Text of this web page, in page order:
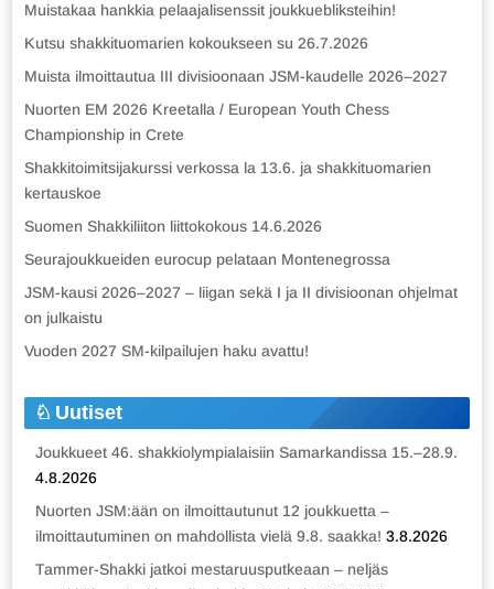
Muistakaa hankkia pelaajalisenssit joukkuebliksteihin!
Kutsu shakkituomarien kokoukseen su 26.7.2026
Muista ilmoittautua III divisioonaan JSM-kaudelle 2026–2027
Nuorten EM 2026 Kreetalla / European Youth Chess
Championship in Crete
Shakkitoimitsijakurssi verkossa la 13.6. ja shakkituomarien
kertauskoe
Suomen Shakkiliiton liittokokous 14.6.2026
Seurajoukkueiden eurocup pelataan Montenegrossa
JSM-kausi 2026–2027 – liigan sekä I ja II divisioonan ohjelmat
on julkaistu
Vuoden 2027 SM-kilpailujen haku avattu!
Uutiset
Joukkueet 46. shakkiolympialaisiin Samarkandissa 15.–28.9.
4.8.2026
Nuorten JSM:ään on ilmoittautunut 12 joukkuetta –
ilmoittautuminen on mahdollista vielä 9.8. saakka! 3.8.2026
Tammer-Shakki jatkoi mestaruusputkeaan – neljäs